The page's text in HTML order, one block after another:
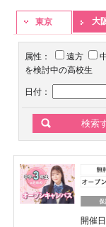
東京 大
属性： 遠方
を検討中の高校生
日付：
開催